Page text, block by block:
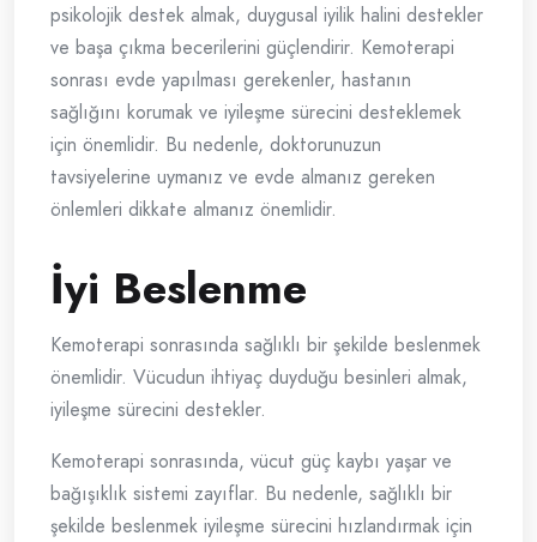
psikolojik destek almak, duygusal iyilik halini destekler
ve başa çıkma becerilerini güçlendirir. Kemoterapi
sonrası evde yapılması gerekenler, hastanın
sağlığını korumak ve iyileşme sürecini desteklemek
için önemlidir. Bu nedenle, doktorunuzun
tavsiyelerine uymanız ve evde almanız gereken
önlemleri dikkate almanız önemlidir.
İyi Beslenme
Kemoterapi sonrasında sağlıklı bir şekilde beslenmek
önemlidir. Vücudun ihtiyaç duyduğu besinleri almak,
iyileşme sürecini destekler.
Kemoterapi sonrasında, vücut güç kaybı yaşar ve
bağışıklık sistemi zayıflar. Bu nedenle, sağlıklı bir
şekilde beslenmek iyileşme sürecini hızlandırmak için